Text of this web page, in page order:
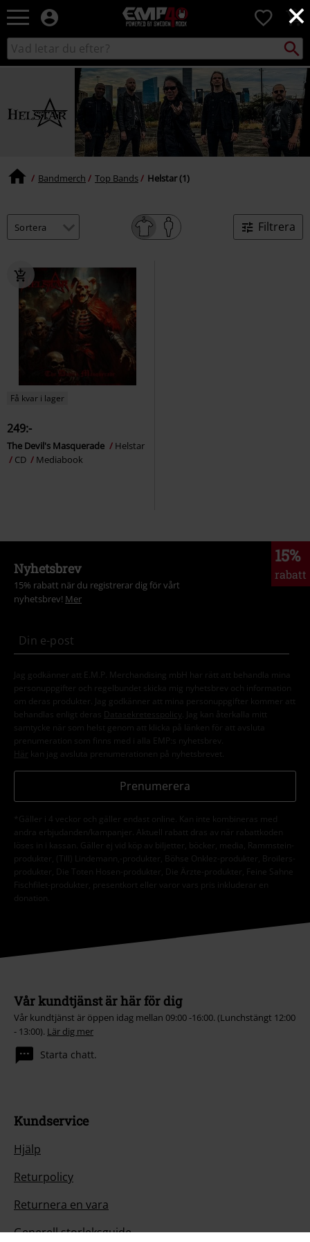
×
EMP
-
Musik,
TV
Spelmerch
-
Alternativt
Mode
0
Sök
i
Sök
Bandmerch Top Bands Helstar (1)
Filtrera
Få kvar i lager
249:-
The Devil's Masquerade
Helstar
CD
Mediabook
15%
rabatt
Nyhetsbrev
15% rabatt när du registrerar dig för vårt
nyhetsbrev! Mer
Jag godkänner att E.M.P. Merchandising mbH har rätt att behandla mina
personuppgifter och regelbundet skicka mig nyhetsbrev och information
om deras produkter. Jag godkänner att mina personuppgifter kommer att
behandlas enligt deras
Datasekretesspolicy
. Jag kan återkalla mitt
samtycke när som helst genom att klicka på länken för att avsluta
prenumeration som finns med i alla EMP:s nyhetsbrev.
Här kan jag avsluta prenumerationen på nyhetsbrevet.
Prenumerera
*Gäller i 4 veckor och gäller endast online. Kan inte kombineras med
andra erbjudanden/kampanjer. Aktuell rabatt dras av när rabattkoden
löses in i kassan. Gäller ej vid köp av biljetter, böcker, media, Rammstein-
produkter, (Till) Lindemann,-produkter, Böhse Onklez-produkter, Broilers-
produkter, Die Toten Hosen-produkter, Die Ärzte-produkter, Feine Sahne
Fischfilet-produkter, presentkort eller varor vars pris inkluderar en
donation.
Vår kundtjänst är här för dig
Vår kundtjänst är öppen idag mellan 09:00 -16:00. (Lunchstängt 12:00
- 13:00). Lär dig mer
Starta chatt.
Kundservice
Hjälp
Returpolicy
Returnera en vara
Generell storleksguide